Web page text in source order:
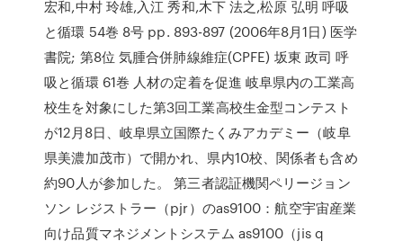
宏和,中村 玲雄,入江 秀和,木下 法之,松原 弘明 呼吸
と循環 54巻 8号 pp. 893-897 (2006年8月1日) 医学
書院; 第8位 気腫合併肺線維症(CPFE) 坂東 政司 呼
吸と循環 61巻 人材の定着を促進 岐阜県内の工業高
校生を対象にした第3回工業高校生金型コンテスト
が12月8日、岐阜県立国際たくみアカデミー（岐阜
県美濃加茂市）で開かれ、県内10校、関係者も含め
約90人が参加した。 第三者認証機関ペリージョン
ソン レジストラー（pjr）のas9100：航空宇宙産業
向け品質マネジメントシステム as9100（jis q